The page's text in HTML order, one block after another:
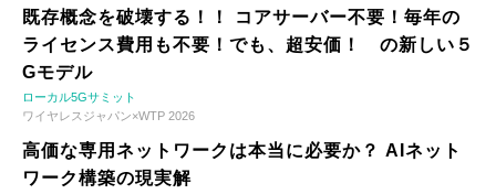
既存概念を破壊する！！ コアサーバー不要！毎年の
ライセンス費用も不要！でも、超安価！ の新しい５
Gモデル
ローカル5Gサミット
ワイヤレスジャパン×WTP 2026
高価な専用ネットワークは本当に必要か？ AIネット
ワーク構築の現実解